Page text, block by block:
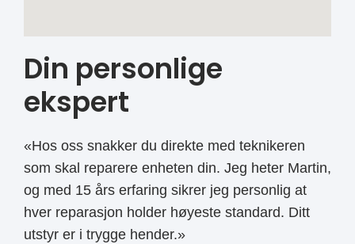
Din personlige
ekspert
«Hos oss snakker du direkte med teknikeren
som skal reparere enheten din. Jeg heter Martin,
og med 15 års erfaring sikrer jeg personlig at
hver reparasjon holder høyeste standard. Ditt
utstyr er i trygge hender.»